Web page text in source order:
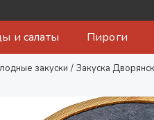
и салаты Пироги
закуски / Закуска